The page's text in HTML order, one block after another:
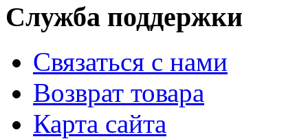
Служба поддержки
Связаться с нами
Возврат товара
Карта сайта